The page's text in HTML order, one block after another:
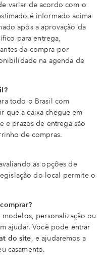
variar de acordo com o
é informado acima
após a aprovação da
para entrega,
da compra por
na agenda de
todo o Brasil com
que a caixa chegue em
e prazos de entrega são
de compras.
as opções de
do local permite o
personalização ou
ajudar. Você pode entrar
do site, e ajudaremos a
casamento.